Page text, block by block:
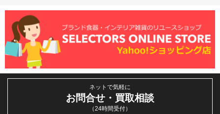
ネットで気軽に
お問合せ・買取相談
（24時間受付）